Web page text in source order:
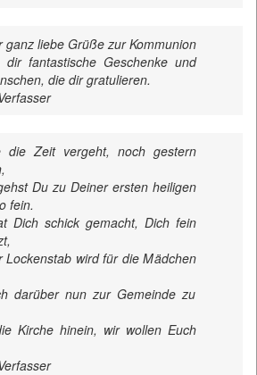
ganz liebe Grüße zur Kommunion
dir fantastische Geschenke und
die dir gratulieren.
die Zeit vergeht, noch gestern
Du zu Deiner ersten heiligen
fein.
Dich schick gemacht, Dich fein
Lockenstab wird für die Mädchen
darüber nun zur Gemeinde zu
Kirche hinein, wir wollen Euch